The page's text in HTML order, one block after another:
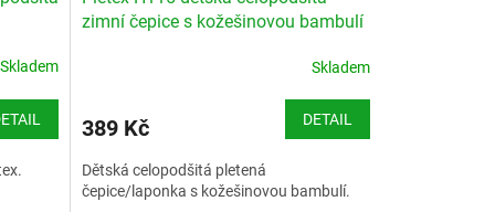
Skladem
zimní čepice s kožešinovou bambulí
Skladem
389 Kč DETAIL
Dětská celopodšitá pletená
čepice/laponka s kožešinovou bambulí.